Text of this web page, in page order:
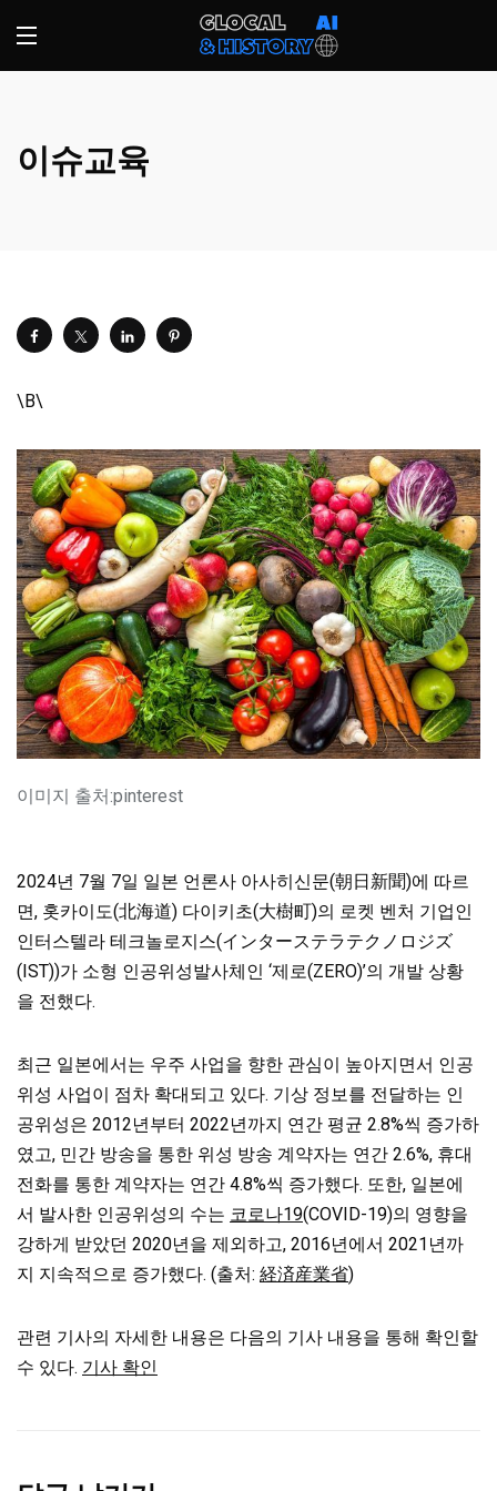
이슈교육
\Β\
이미지 출처:pinterest
2024년 7월 7일 일본 언론사 아사히신문(朝日新聞)에 따르
면, 홋카이도(北海道) 다이키초(大樹町)의 로켓 벤처 기업인
인터스텔라 테크놀로지스(インターステラテクノロジズ
(IST))가 소형 인공위성발사체인 ‘제로(ZERO)’의 개발 상황
을 전했다.
최근 일본에서는 우주 사업을 향한 관심이 높아지면서 인공
위성 사업이 점차 확대되고 있다. 기상 정보를 전달하는 인
공위성은 2012년부터 2022년까지 연간 평균 2.8%씩 증가하
였고, 민간 방송을 통한 위성 방송 계약자는 연간 2.6%, 휴대
전화를 통한 계약자는 연간 4.8%씩 증가했다. 또한, 일본에
서 발사한 인공위성의 수는 코로나19(COVID-19)의 영향을
강하게 받았던 2020년을 제외하고, 2016년에서 2021년까
지 지속적으로 증가했다. (출처: 経済産業省)
관련 기사의 자세한 내용은 다음의 기사 내용을 통해 확인할
수 있다. 기사 확인